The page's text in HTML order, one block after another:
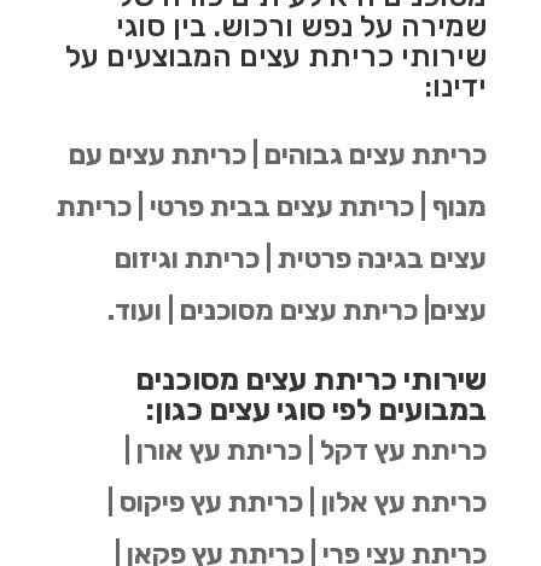
שמירה על נפש ורכוש. בין סוגי
שירותי כריתת עצים המבוצעים על
ידינו:
כריתת עצים גבוהים | כריתת עצים עם
מנוף | כריתת עצים בבית פרטי | כריתת
עצים בגינה פרטית | כריתת וגיזום
עצים| כריתת עצים מסוכנים | ועוד.
שירותי כריתת עצים מסוכנים
במבועים לפי סוגי עצים כגון:
כריתת עץ דקל | כריתת עץ אורן |
כריתת עץ אלון | כריתת עץ פיקוס |
כריתת עצי פרי | כריתת עץ פקאן |